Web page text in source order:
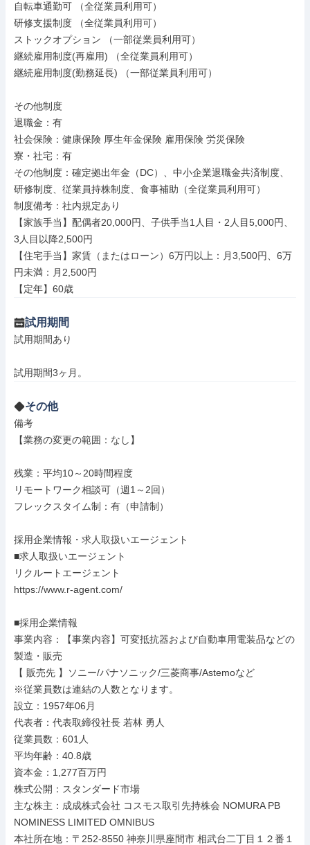
自転車通勤可 （全従業員利用可）
研修支援制度 （全従業員利用可）
ストックオプション （一部従業員利用可）
継続雇用制度(再雇用) （全従業員利用可）
継続雇用制度(勤務延長) （一部従業員利用可）
その他制度
退職金：有
社会保険：健康保険 厚生年金保険 雇用保険 労災保険
寮・社宅：有
その他制度：確定拠出年金（DC）、中小企業退職金共済制度、
研修制度、従業員持株制度、食事補助（全従業員利用可）
制度備考：社内規定あり
【家族手当】配偶者20,000円、子供手当1人目・2人目5,000円、
3人目以降2,500円
【住宅手当】家賃（またはローン）6万円以上：月3,500円、6万
円未満：月2,500円
【定年】60歳
試用期間
試用期間あり
試用期間3ヶ月。
その他
備考
【業務の変更の範囲：なし】
残業：平均10～20時間程度
リモートワーク相談可（週1～2回）
フレックスタイム制：有（申請制）
採用企業情報・求人取扱いエージェント
■求人取扱いエージェント
リクルートエージェント
https://www.r-agent.com/
■採用企業情報
事業内容：【事業内容】可変抵抗器および自動車用電装品などの
製造・販売
【 販売先 】ソニー/パナソニック/三菱商事/Astemoなど
※従業員数は連結の人数となります。
設立：1957年06月
代表者：代表取締役社長 若林 勇人
従業員数：601人
平均年齢：40.8歳
資本金：1,277百万円
株式公開：スタンダード市場
主な株主：成成株式会社 コスモス取引先持株会 NOMURA PB
NOMINESS LIMITED OMNIBUS
本社所在地：〒252-8550 神奈川県座間市 相武台二丁目１２番１